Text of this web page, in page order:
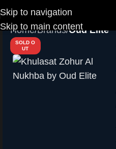
Skip to navigation
Skip to main content
Home Brands Oud Elite
SOLD O
UT